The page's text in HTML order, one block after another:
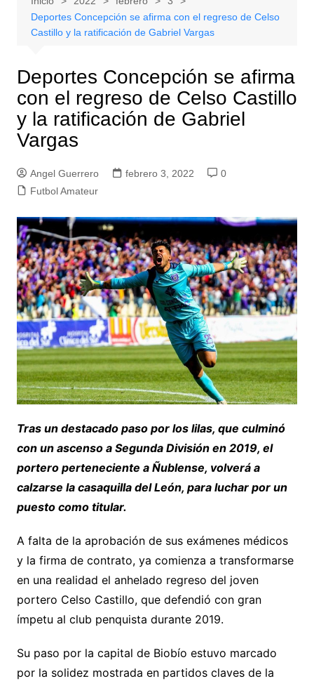
Deportes Concepción se afirma con el regreso de Celso
Castillo y la ratificación de Gabriel Vargas
Deportes Concepción se afirma
con el regreso de Celso Castillo
y la ratificación de Gabriel
Vargas
Angel Guerrero febrero 3, 2022
0
Futbol Amateur
Tras un destacado paso por los lilas, que culminó
con un ascenso a Segunda División en 2019, el
portero perteneciente a Ñublense, volverá a
calzarse la casaquilla del León, para luchar por un
puesto como titular.
A falta de la aprobación de sus exámenes médicos
y la firma de contrato, ya comienza a transformarse
en una realidad el anhelado regreso del joven
portero Celso Castillo, que defendió con gran
ímpetu al club penquista durante 2019.
Su paso por la capital de Biobío estuvo marcado
por la solidez mostrada en partidos claves de la